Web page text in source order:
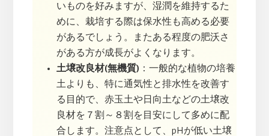
いものを好みますが、湿潤を維持するた
めに、栽培する際は保水性も高める必要
があるでしょう。またある程度の肥沃さ
がある方が成長がよくなります。
土壌改良材(無機質) ：一般的な植物の培養
土よりも、特に通気性と排水性を改善す
る目的で、赤玉土や日向土などの土壌改
良材を７割～８割を目安にして多めに配
合します。注意点として、pHが低い土壌